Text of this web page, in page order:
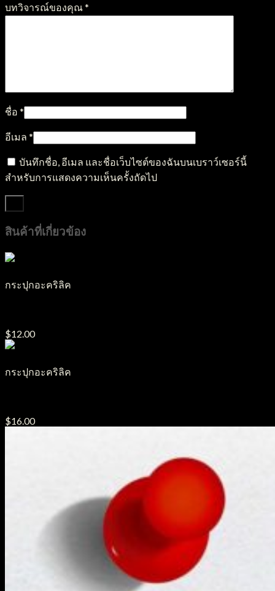
บทวิจารณ์ของคุณ*
ชื่อ *
อีเมล *
บันทึกชื่อ, อีเมล และชื่อเว็บไซต์ของฉันบนเบราว์เซอร์นี้
สำหรับการแสดงความเห็นครั้งถัดไป
สินค้าที่เกี่ยวข้อง
กระปุกอะคริลิค
$12.00
กระปุกอะคริลิค
$16.00